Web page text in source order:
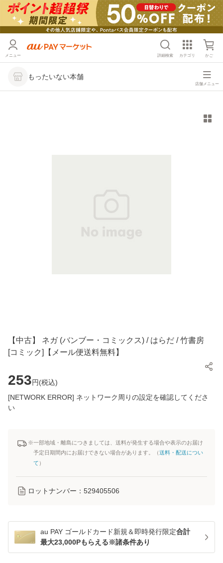
メニュー 詳細検索 カテゴリ かご
もったいない本舗
店舗メニュー
【中古】 ネガ (バンブー・コミックス) / はらだ / 竹書房
[コミック]【メール便送料無料】
253円(税込)
[NETWORK ERROR] ネットワーク周りの設定を確認してくださ
い
※一部地域・離島につきましては、送料が発生する場合や表示のお届け
予定日期間内にお届けできない場合があります。（送料・配送につい
て ）
ロットナンバー： 529405506
au PAY ゴールドカード新規＆即時発行限定合計
最大23,000Pもらえる※諸条件あり